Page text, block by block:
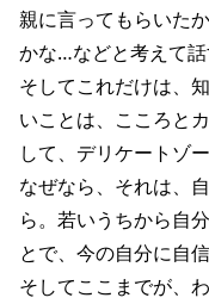
親に言ってもらいた
かな…などと考えて話
そしてこれだけは、
いことは、こころと
して、デリケートゾ
なぜなら、それは、
ら。若いうちから自
とで、今の自分に自
そしてここまでが、